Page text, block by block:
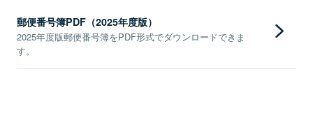
郵便番号簿PDF（2025年度版）
2025年度版郵便番号簿をPDF形式でダウンロードできま
す。